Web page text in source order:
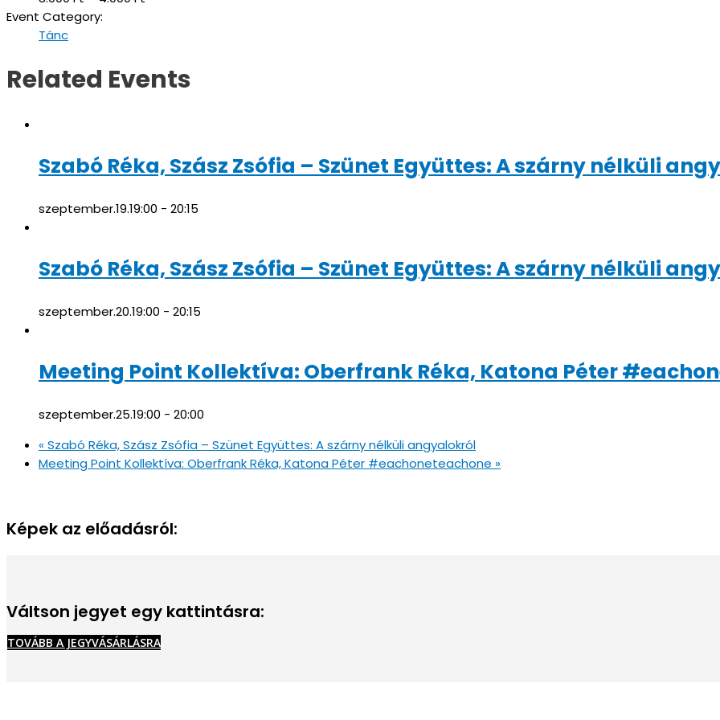
Event Category:
Tánc
Related Events
Szabó Réka, Szász Zsófia – Szünet Együttes: A szárny nélküli
szeptember.19.19:00 - 20:15
Szabó Réka, Szász Zsófia – Szünet Együttes: A szárny nélküli
szeptember.20.19:00 - 20:15
Meeting Point Kollektíva: Oberfrank Réka, Katona Péter
szeptember.25.19:00 - 20:00
« Szabó Réka, Szász Zsófia – Szünet Együttes: A szárny nélküli angyalokról
Meeting Point Kollektíva: Oberfrank Réka, Katona Péter #eachoneteachone »
Képek az előadásról:
Váltson jegyet egy kattintásra:
TOVÁBB A JEGYVÁSÁRLÁSRA